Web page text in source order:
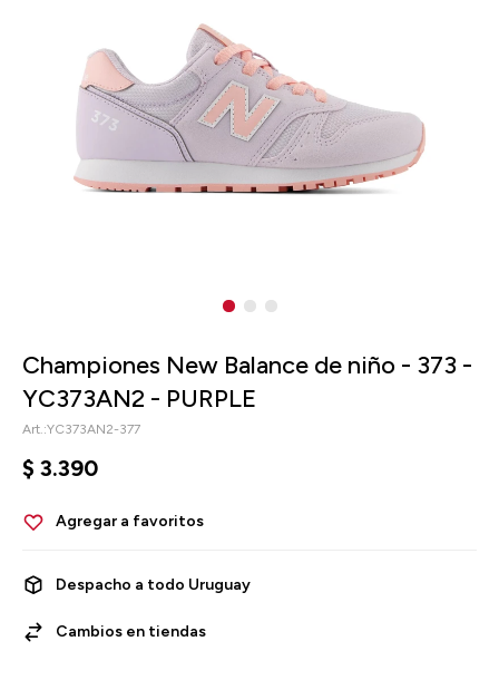
Championes New Balance de niño - 373 -
YC373AN2 - PURPLE
YC373AN2-377
$ 3.390
Despacho a todo Uruguay
Cambios en tiendas